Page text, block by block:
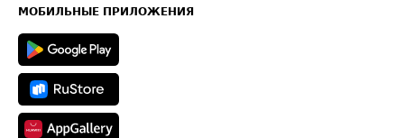
Техническая информация
МОБИЛЬНЫЕ ПРИЛОЖЕНИЯ